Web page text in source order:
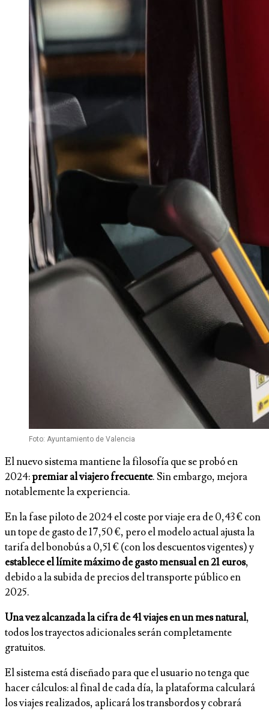
Foto: Ayuntamiento de Valencia
El nuevo sistema mantiene la filosofía que se probó en
2024:premiar al viajero frecuente. Sin embargo, mejora
notablemente la experiencia.
En la fase piloto de 2024 el coste por viaje era de 0,43 € con
un tope de gasto de 17,50 €, pero el modelo actual ajusta la
tarifa del bonobús a 0,51 € (con los descuentos vigentes) y
establece el límite máximo de gasto mensual en 21 euros,
debido a la subida de precios del transporte público en
2025.
Una vez alcanzada la cifra de 41 viajes en un mes natural,
todos los trayectos adicionales serán completamente
gratuitos.
El sistema está diseñado para que el usuario no tenga que
hacer cálculos: al final de cada día, la plataforma calculará
los viajes realizados, aplicará los transbordos y cobrará